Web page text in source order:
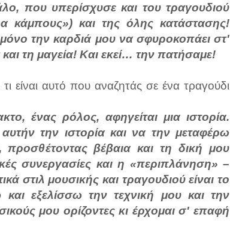
που υπερίσχυσε και του τραγουδιού
κάμπους») και της όλης κατάστασης!
την καρδιά μου να σφυροκοπάει στ'
τη μαγεία! Και εκεί… την πατήσαμε!
είναι αυτό που αναζητάς σε ένα τραγούδι
ένας ρόλος, αφηγείται μια ιστορία.
την ιστορία και να την μεταφέρω
βέβαια και τη δική μου
συνεργασίες και η «περιπλάνηση» –
στιλ μουσικής και τραγουδιού είναι το
εξελίσσω την τεχνική μου και την
μου ορίζοντες κι έρχομαι σ' επαφή